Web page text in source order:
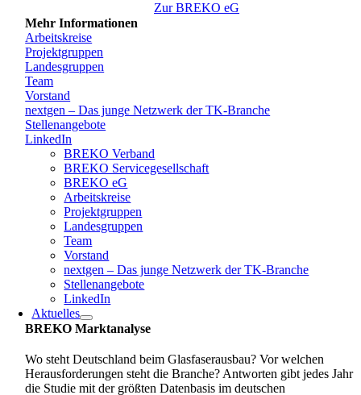
Zur BREKO eG
Mehr Informationen
Arbeitskreise
Projektgruppen
Landesgruppen
Team
Vorstand
nextgen – Das junge Netzwerk der TK-Branche
Stellenangebote
LinkedIn
BREKO Verband
BREKO Servicegesellschaft
BREKO eG
Arbeitskreise
Projektgruppen
Landesgruppen
Team
Vorstand
nextgen – Das junge Netzwerk der TK-Branche
Stellenangebote
LinkedIn
Aktuelles
BREKO Marktanalyse
Wo steht Deutschland beim Glasfaserausbau? Vor welchen
Herausforderungen steht die Branche? Antworten gibt jedes Jahr
die Studie mit der größten Datenbasis im deutschen